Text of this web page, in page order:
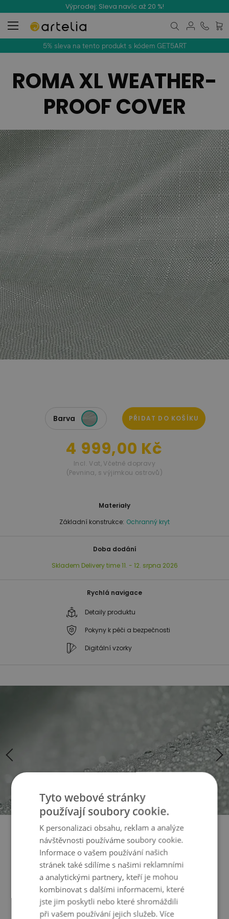
Výprodej: Sleva navíc až 20 %!
Můj
5% sleva na tento produkt s kódem GET5ART
ROMA XL WEATHER-
PROOF COVER
Barva PŘIDAT DO KOŠÍKU
4 999,00 Kč
Incl. Vat, Včetně dopravy
(Pevnina, s výjimkou ostrovů)
Materiały
Základní konstrukce: Ochranný kryt
Doba dodání
Skladem Delivery time 11. - 12. srpna 2026
Rychlá navigace
Detaily produktu
Pokyny k péči a bezpečnosti
Digitální vzorky
Zahradní nábytek potahy,
které odolají každému počasí
Tyto webové stránky
používají soubory cookie.
K personalizaci obsahu, reklam a analýze
návštěvnosti používáme soubory cookie.
Informace o vašem používání našich
stránek také sdílíme s našimi reklamními
a analytickými partnery, kteří je mohou
kombinovat s dalšími informacemi, které
jste jim poskytli nebo které shromáždili
při vašem používání jejich služeb.Více